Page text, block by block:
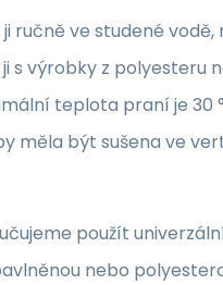
ručně ve studené
s výrobky z polyesteru
teplota praní je 30
měla být sušena ve
použít
nebo